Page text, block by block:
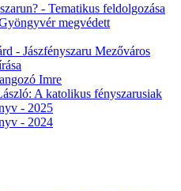
- Tematikus feldolgozása
megvédett
- Jászfényszaru Mezőváros
Imre
A katolikus fényszarusiak
- 2025
- 2024